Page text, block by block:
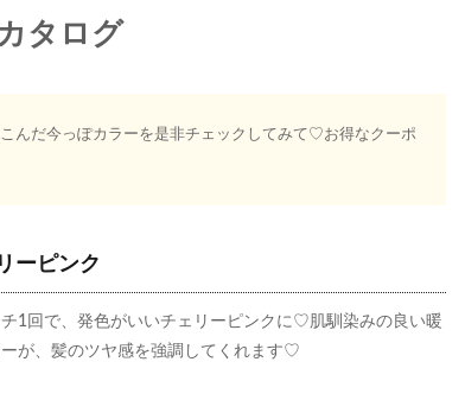
タログ
んだ今っぽカラーを是非チェックしてみて♡お得なクーポ
ーピンク
1回で、発色がいいチェリーピンクに♡肌馴染みの良い暖
が、髪のツヤ感を強調してくれます♡